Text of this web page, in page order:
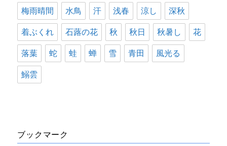
梅雨晴間 水鳥 汗 浅春 涼し 深秋
着ぶくれ 石蕗の花 秋 秋日 秋暑し 花
落葉 蛇 蛙 蝉 雪 青田 風光る
鰯雲
ブックマーク